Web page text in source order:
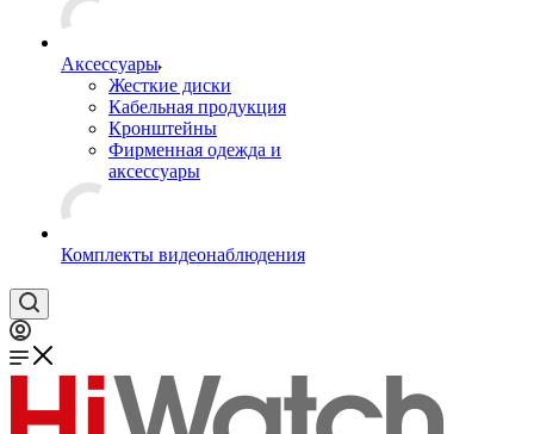
Аксессуары
Жесткие диски
Кабельная продукция
Кронштейны
Фирменная одежда и
аксессуары
Комплекты видеонаблюдения